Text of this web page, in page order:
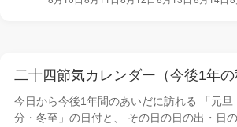
二十四節気カレンダー（今後1年の
今日から今後1年間のあいだに訪れる 「元旦
分・冬至」の日付と、 その日の日の出・日